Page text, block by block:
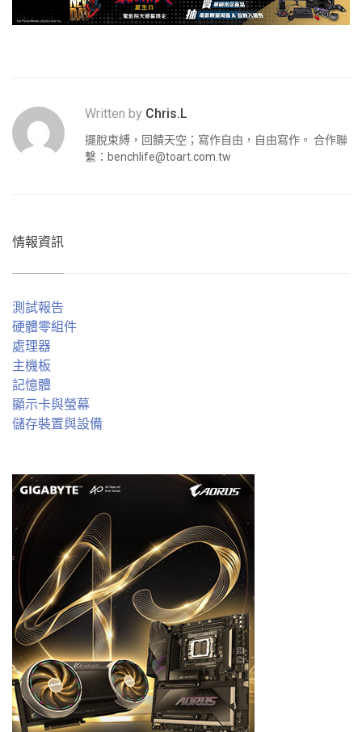
Written by Chris.L
擺脫束縛，回饋天空；寫作自由，自由寫作。 合作聯
繫： benchlife@toart.com.tw
情報資訊
測試報告
硬體零組件
處理器
主機板
記憶體
顯示卡與螢幕
儲存裝置與設備